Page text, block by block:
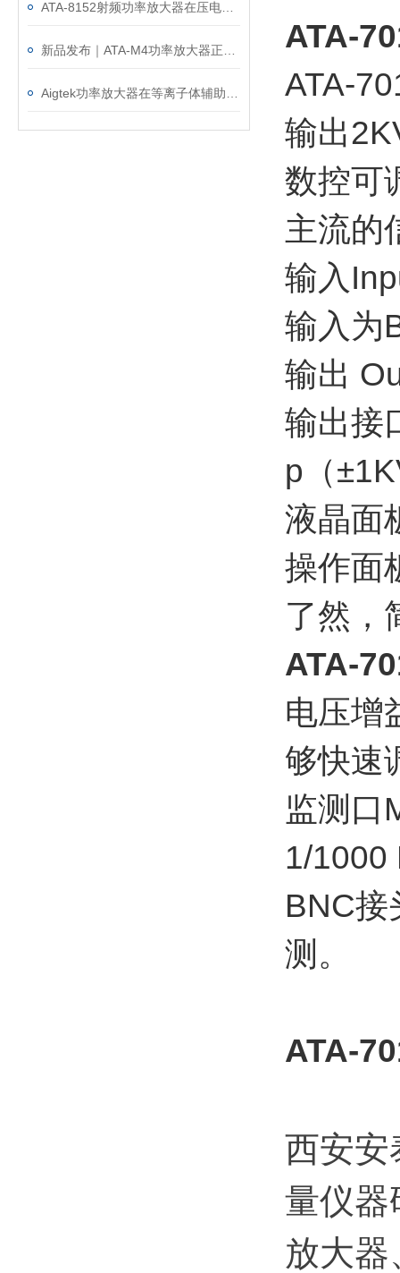
ATA-
ATA-
输出
数控可
主流的
输入
输入为
输出
输出接
p（
液晶面
操作面
了然，
ATA-
电压增
够快速
监测口
1/1000
BNC接
测。
ATA-
西安安
量仪器
放大